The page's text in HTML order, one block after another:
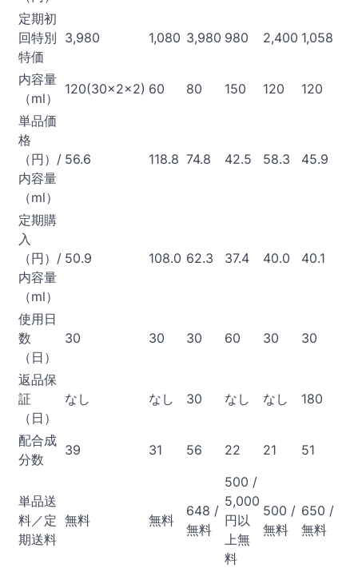
定期初
回特別
特価
3,980 1,080 3,980 980 2,400 1,058
内容量
（ml）
120(30x2x2) 60 80 150 120
120
単品価
格
（円）/
内容量
（ml）
56.6 118.8 74.8 42.5 58.3 45.9
定期購
入
（円）/
内容量
（ml）
50.9 108.0 62.3 37.4 40.0 40.1
使用日
数
（日）
30 30 30 60 30 30
返品保
証
（日）
なし なし 30 なし なし 180
配合成
分数
39 31 56 22 21 51
単品送
料／定
期送料
無料 無料
648 /
無料
500 /
5,000
円以
上無
料
500 /
無料
650 /
無料